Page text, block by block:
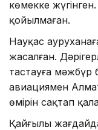
көмекке
қойылмаған.
Науқас
жасалған.
тастауға мәжбүр
авиациямен
өмірін сақтап
Қайғылы